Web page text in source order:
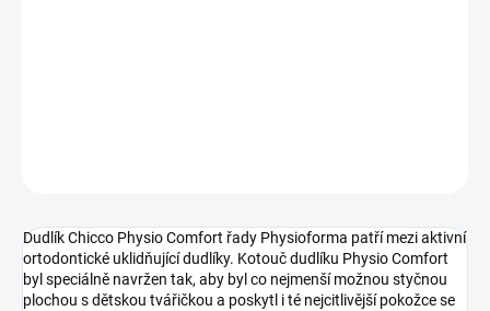
Dudlík Chicco Physio Comfort řady Physioforma patří mezi aktivní
ortodontické uklidňující dudlíky. Kotouč dudlíku Physio Comfort
byl speciálně navržen tak, aby byl co nejmenší možnou styčnou
plochou s dětskou tvářičkou a poskytl i té nejcitlivější pokožce se